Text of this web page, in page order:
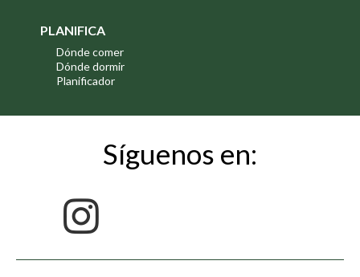
PLANIFICA
Dónde comer
Dónde dormir
Planificador
Síguenos en: